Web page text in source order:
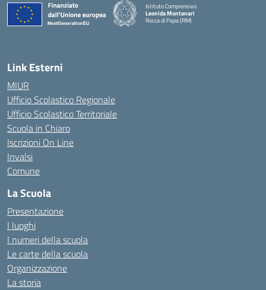
Istituto Comprensivo
Leonida Montanari
Rocca di Papa (RM)
— Visita la pagina iniziale della scuola
Link Esterni
MIUR
Ufficio Scolastico Regionale
Ufficio Scolastico Territoriale
Scuola in Chiaro
Iscrizioni On Line
Invalsi
Comune
La Scuola
Presentazione
I luoghi
I numeri della scuola
Le carte della scuola
Organizzazione
La storia